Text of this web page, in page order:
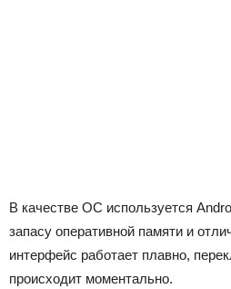
В качестве ОС используется
запасу оперативной памяти и
интерфейс работает плавно,
происходит моментально.